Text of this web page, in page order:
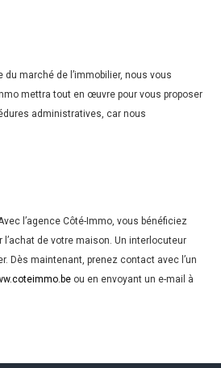
marché de l’immobilier, nous vous
mettra tout en œuvre pour vous proposer
administratives, car nous
l’agence Côté-Immo, vous bénéficiez
de votre maison. Un interlocuteur
Dès maintenant, prenez contact avec l’un
ou en envoyant un e-mail à